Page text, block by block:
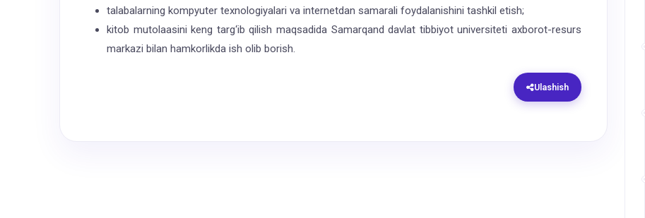
talabalarning kompyuter texnologiyalari va internetdan samarali foydalanishini tashkil etish;
kitob mutolaasini keng targ‘ib qilish maqsadida Samarqand davlat tibbiyot universiteti axborot-resurs
markazi bilan hamkorlikda ish olib borish.
Ulashish